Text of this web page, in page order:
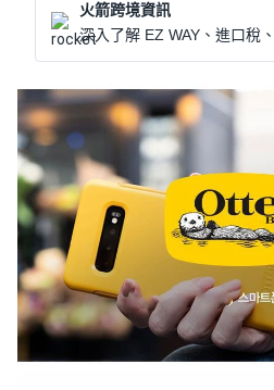
火箭跨境資訊
深入了解 EZ WAY、進口稅